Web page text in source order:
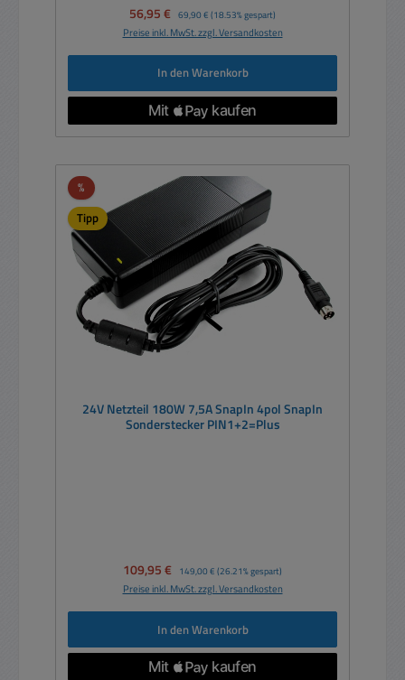
Verkaufspreis:
56,95 € Regulärer Preis:
69,90 € (18.53% gespart)
Preise inkl. MwSt. zzgl. Versandkosten
In den Warenkorb
%Rabatt
Tipp
24V Netzteil 180W 7,5A SnapIn 4pol SnapIn
Sonderstecker PIN1+2=Plus
Verkaufspreis:
109,95 € Regulärer Preis:
149,00 € (26.21% gespart)
Preise inkl. MwSt. zzgl. Versandkosten
In den Warenkorb